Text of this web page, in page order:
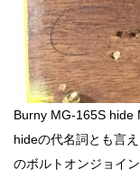
Burny MG-165S hide
hideの代名詞とも言
のボルトオンジョイ